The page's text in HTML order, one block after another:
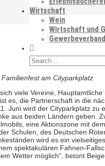
Wirtschaft
Wein
Wirtschaft und
Gewerbeverband
am Cityparkplatz
viele Vereine,
es, die Partnerschaft in die
Juni wird der Cityparkplatz zu
aus beiden Ländern geben.
eine Aktionszone mit
Schulen, des Deutschen
wird es ein
spektakulären Fahnen-
Wetter möglich“, betont